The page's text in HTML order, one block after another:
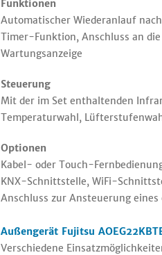
Funktionen
Automatischer Wiederanlauf
Timer-Funktion, Anschluss an
Wartungsanzeige
Steuerung
Mit der im Set enthaltenden
Temperaturwahl,
Optionen
Kabel- oder Touch-
KNX-Schnittstelle, WiFi-
Anschluss zur Ansteuerung
Außengerät Fujitsu
Verschiedene